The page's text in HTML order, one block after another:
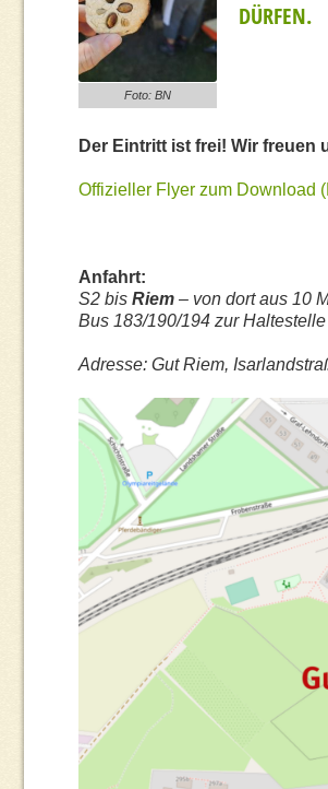
Foto: BN
DÜRFEN.⁠
Der Eintritt ist frei! Wir freuen
Offizieller Flyer zum Download
Anfahrt:
S2 bis Riem – von dort aus 10
Bus 183/190/194 zur Haltestelle
Adresse: Gut Riem,